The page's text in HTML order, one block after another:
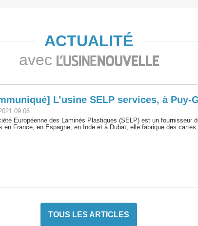
ACTUALITÉ
avec
L’usine SELP services, à
09:06
Européenne des Laminés Plastiques (SELP) est un
en France, en Espagne, en Inde et à Dubaï, elle fabrique des
TOUS LES ARTICLES